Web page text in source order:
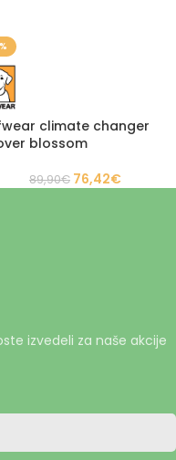
climate changer
blossom
89,90€ 76,42€
izvedeli za naše akcije